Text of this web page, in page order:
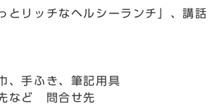
とリッチなヘルシーランチ」、講話
、手ふき、筆記用具
など 問合せ先